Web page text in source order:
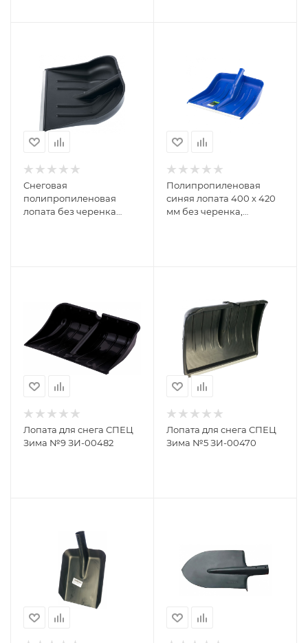
Снеговая
полипропиленовая
лопата без черенка
Полипропиленовая
синяя лопата 400 х 420
мм без черенка,
Лопата для снега СПЕЦ
Зима №9 ЗИ-00482
Лопата для снега СПЕЦ
Зима №5 ЗИ-00470